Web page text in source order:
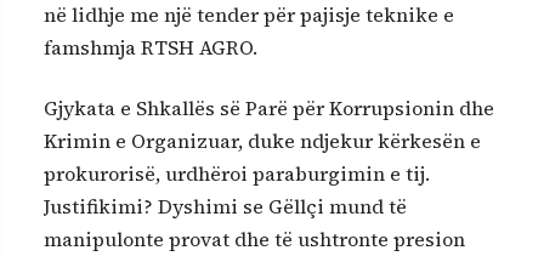
në lidhje me një tender për pajisje teknike e
famshmja RTSH AGRO.
Gjykata e Shkallës së Parë për Korrupsionin dhe
Krimin e Organizuar, duke ndjekur kërkesën e
prokurorisë, urdhëroi paraburgimin e tij.
Justifikimi? Dyshimi se Gëllçi mund të
manipulonte provat dhe të ushtronte presion